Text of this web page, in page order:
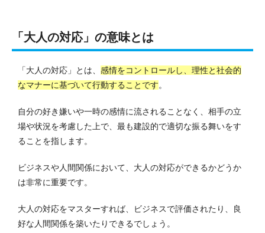
「大人の対応」の意味とは
「大人の対応」とは、 感情をコントロールし、理性と社会的
なマナーに基づいて行動することです。
自分の好き嫌いや一時の感情に流されることなく、相手の立
場や状況を考慮した上で、最も建設的で適切な振る舞いをす
ることを指します。
ビジネスや人間関係において、大人の対応ができるかどうか
は非常に重要です。
大人の対応をマスターすれば、ビジネスで評価されたり、良
好な人間関係を築いたりできるでしょう。